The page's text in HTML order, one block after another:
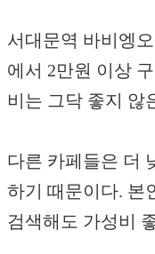
서대문역 바비엥
에서 2만원 이상
비는 그닥 좋지 않
다른 카페들은 더
하기 때문이다. 본
검색해도 가성비